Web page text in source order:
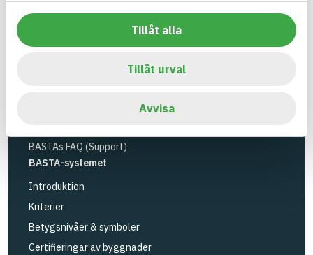
Tillåt alla
Tillåt urval
Avvisa
Loggbok
BASTAs FAQ (Support)
BASTA-systemet
Introduktion
Kriterier
Betygsnivåer & symboler
Certifieringar av byggnader